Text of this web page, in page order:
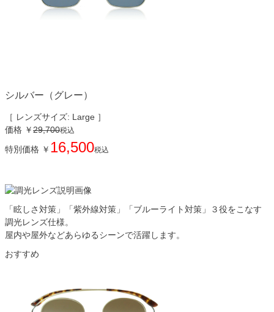
シルバー（グレー）
［ レンズサイズ: Large ］
価格 ￥29,700税込
特別価格 ￥ 16,500税込
「眩しさ対策」「紫外線対策」「ブルーライト対策」３役をこなす
調光レンズ仕様。
屋内や屋外などあらゆるシーンで活躍します。
おすすめ